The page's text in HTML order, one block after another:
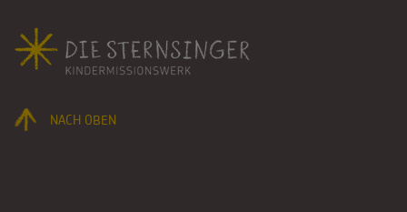
Fußbereich
NACH OBEN